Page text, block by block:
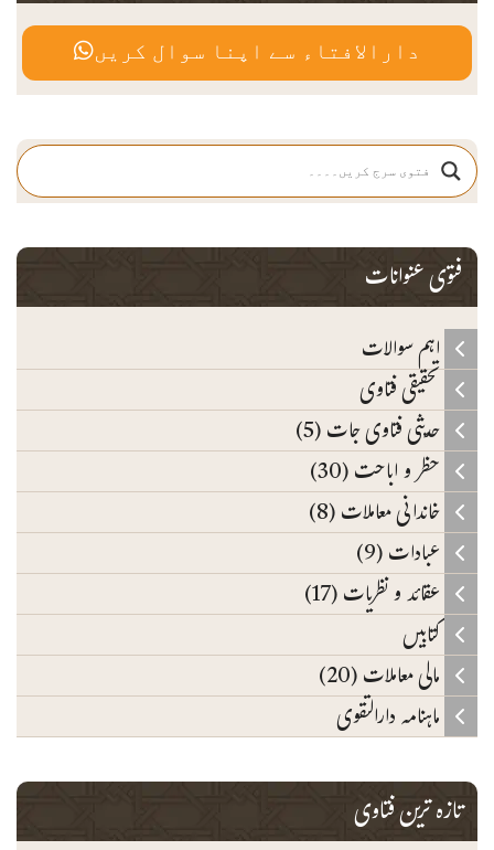
دارالافتاء سے اپنا سوال کریں
فتوی عنوانات
اہم سوالات
تحقیقی فتاوی
حدیثی فتاوی جات (5)
حظر و اباحت (30)
خاندانی معاملات (8)
عبادات (9)
عقائد و نظریات (17)
کتابیں
مالی معاملات (20)
ماہنامہ دارالتقوی
تازہ ترین فتاوی